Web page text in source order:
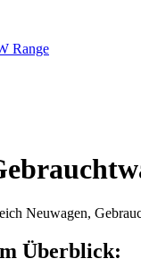
Neuwagen,
Überblick: